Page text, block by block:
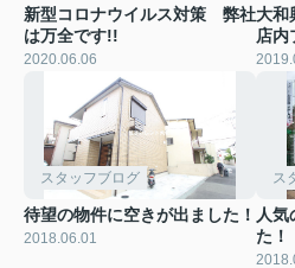
新型コロナウイルス対策 弊社
は万全です!!
2020.06.06
大
店内
スタッフブログ
待望の物件に空きが出ました！
2018.06.01
ス
人
た！